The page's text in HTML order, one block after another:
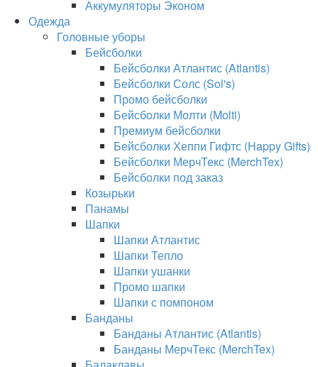
Аккумуляторы Эконом
Одежда
Головные уборы
Бейсболки
Бейсболки Атлантис (Atlantis)
Бейсболки Солс (Sol's)
Промо бейсболки
Бейсболки Молти (Molti)
Премиум бейсболки
Бейсболки Хеппи Гифтс (Happy Gifts)
Бейсболки МерчТекс (MerchTex)
Бейсболки под заказ
Козырьки
Панамы
Шапки
Шапки Атлантис
Шапки Тепло
Шапки ушанки
Промо шапки
Шапки с помпоном
Банданы
Банданы Атлантис (Atlantis)
Банданы МерчТекс (MerchTex)